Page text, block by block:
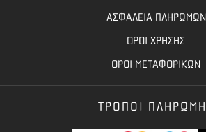
ΑΣΦΑΛΕΙΑ ΠΛΗΡΩΜΩΝ
ΟΡΟΙ ΧΡΗΣΗΣ
ΟΡΟΙ ΜΕΤΑΦΟΡΙΚΩΝ
ΤΡΟΠΟΙ